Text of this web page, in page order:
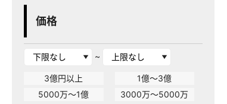
価格
~
3億円以上
1億～3億
5000万～1億
3000万～5000万